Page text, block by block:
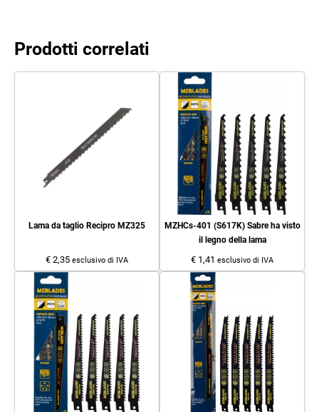
Prodotti correlati
Lama da taglio Recipro MZ325
€ 2,35 esclusivo di IVA
MZHCs-401 (S617K) Sabre ha visto
il legno della lama
€ 1,41 esclusivo di IVA